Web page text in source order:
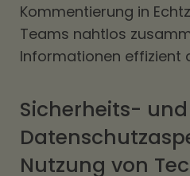
Kommentierung in
Teams nahtlos
Informationen effizient
Sicherheits- und
Nutzung von